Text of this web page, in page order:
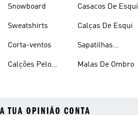
Snowboard
Sweatshirts
Corta-ventos
Calções Pelo
Casacos De Esqui
Calças De Esqui
Sapatilhas
Malas De Ombro
A TUA OPINIÃO CONTA